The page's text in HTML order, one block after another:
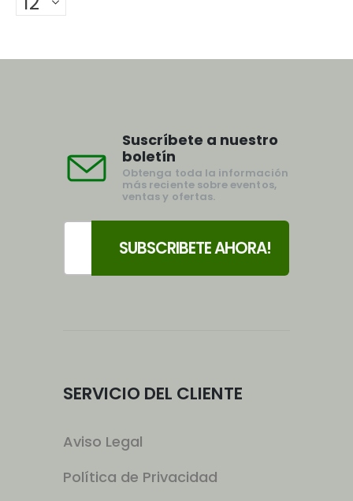
Suscríbete a nuestro
boletín
Obtenga toda la información
más reciente sobre eventos,
ventas y ofertas.
SERVICIO DEL CLIENTE
Aviso Legal
Política de Privacidad